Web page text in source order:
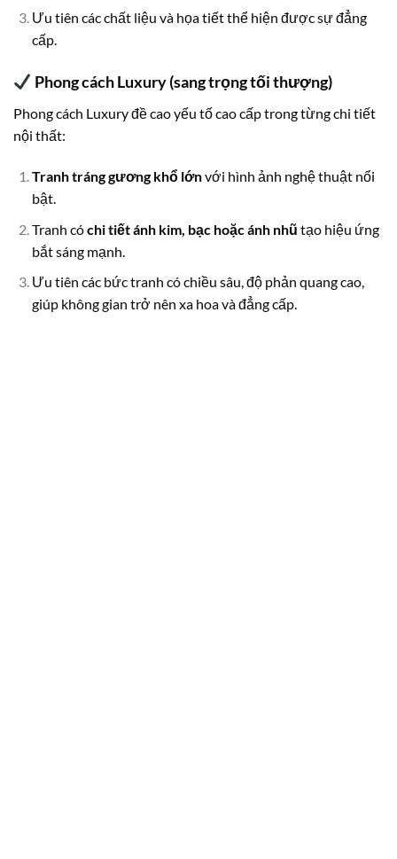
Ưu tiên các chất liệu và họa tiết thể hiện được sự đẳng
cấp.
Phong cách Luxury (sang trọng tối thượng)
Phong cách Luxury đề cao yếu tố cao cấp trong từng chi tiết
nội thất:
Tranh tráng gương khổ lớnvới hình ảnh nghệ thuật nổi
bật.
Tranh cóchi tiết ánh kim, bạc hoặc ánh nhũ tạo hiệu ứng
bắt sáng mạnh.
Ưu tiên các bức tranh có chiều sâu, độ phản quang cao,
giúp không gian trở nên xa hoa và đẳng cấp.